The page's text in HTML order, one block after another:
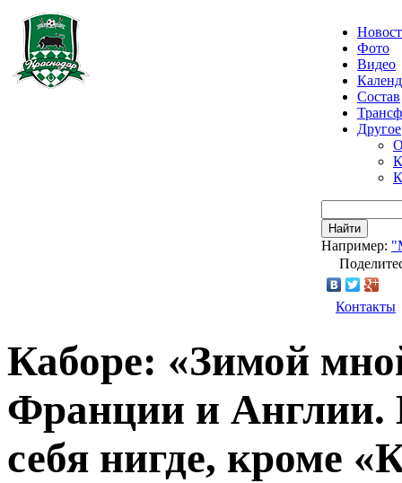
Фото
Видео
Состав
Другое
Найти
Например:
Контакты
Каборе: «Зимой
Франции и Англии.
себя нигде, кроме